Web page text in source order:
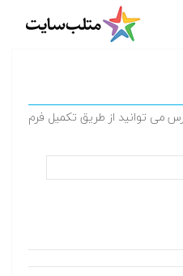
می توانید از طریق تکمیل فرم